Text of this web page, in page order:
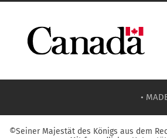
•
©Seiner Majestät des Königs aus dem